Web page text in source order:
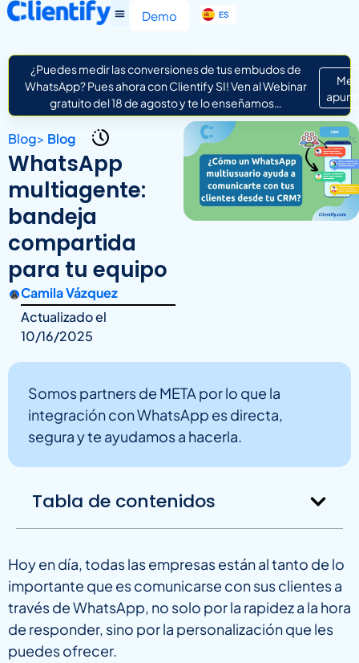
Demo ES
IT
¿Puedes medir las conversiones de tus embudos de
WhatsApp? Pues ahora con Clientify SI! Ven al Webinar
gratuito del 18 de agosto y te lo enseñamos…
Me
Blog> Blog
WhatsApp
multiagente:
bandeja
compartida
para tu equipo
Camila Vázquez
Actualizado el
10/16/2025
Somos partners de META por lo que la
integración con WhatsApp es directa,
segura y te ayudamos a hacerla.
Tabla de contenidos
Hoy en día, todas las empresas están al tanto de lo
importante que es comunicarse con sus clientes a
través de WhatsApp, no solo por la rapidez a la hora
de responder, sino por la personalización que les
puedes ofrecer.